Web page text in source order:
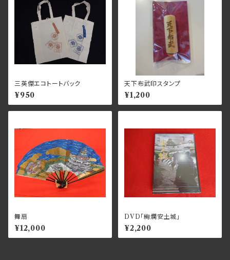
三英傑エコトートバック
¥950
天下布武印スタンプ
¥1,200
舞扇
¥12,000
DVD「絢爛安土城」
¥2,200